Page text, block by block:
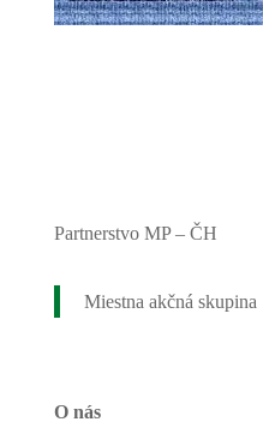
Partnerstvo MP – ČH
Miestna akčná skupina
O nás